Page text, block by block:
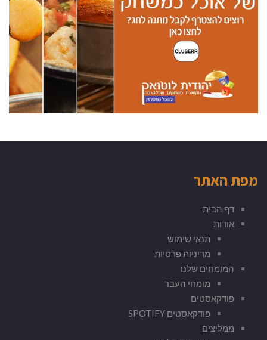
מפת האתר
דף הבית
אודות
תנאי שימוש
מדיניות פרטיות
המומחים שלנו
מומחי העבר
פודקאסטים
פודקאסטים SPOTIFY
ממליצים